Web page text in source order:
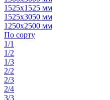
1525x1525 мм
1525х3050 мм
1250х2500 мм
По сорту
1/1
1/2
1/3
2/2
2/3
2/4
3/3